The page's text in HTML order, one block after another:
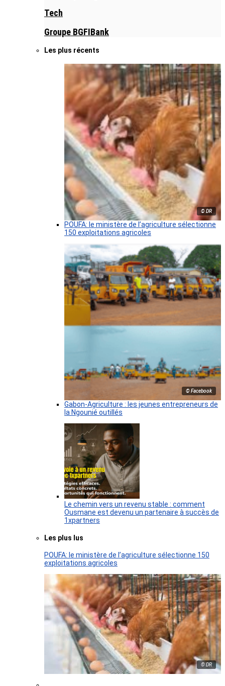
Tech
Groupe BGFIBank
Les plus récents
© DR
POUFA: le ministère de l’agriculture sélectionne
150 exploitations agricoles
© Facebook
Gabon-Agriculture : les jeunes entrepreneurs de
la Ngounié outillés
Le chemin vers un revenu stable : comment
Ousmane est devenu un partenaire à succès de
1xpartners
Les plus lus
POUFA: le ministère de l’agriculture sélectionne 150
exploitations agricoles
© DR